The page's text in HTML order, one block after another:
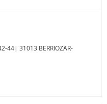
44| 31013 BERRIOZAR-